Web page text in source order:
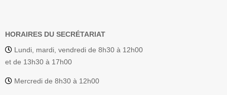
HORAIRES DU SECRÉTARIAT
Lundi, mardi, vendredi de 8h30 à 12h00
et de 13h30 à 17h00
Mercredi de 8h30 à 12h00